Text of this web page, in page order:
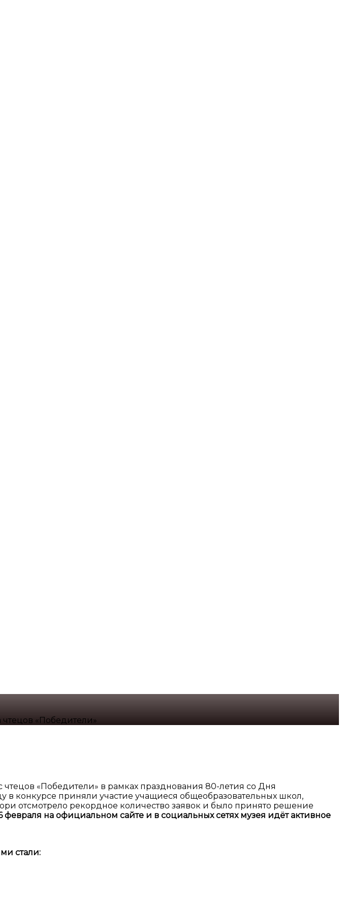
«Победители»
«Победители» в рамках празднования 80-летия со Дня
в конкурсе приняли участие учащиеся общеобразовательных школ,
отсмотрело рекордное количество заявок и было принято решение
февраля на официальном сайте и в социальных сетях музея идёт активное
стали: